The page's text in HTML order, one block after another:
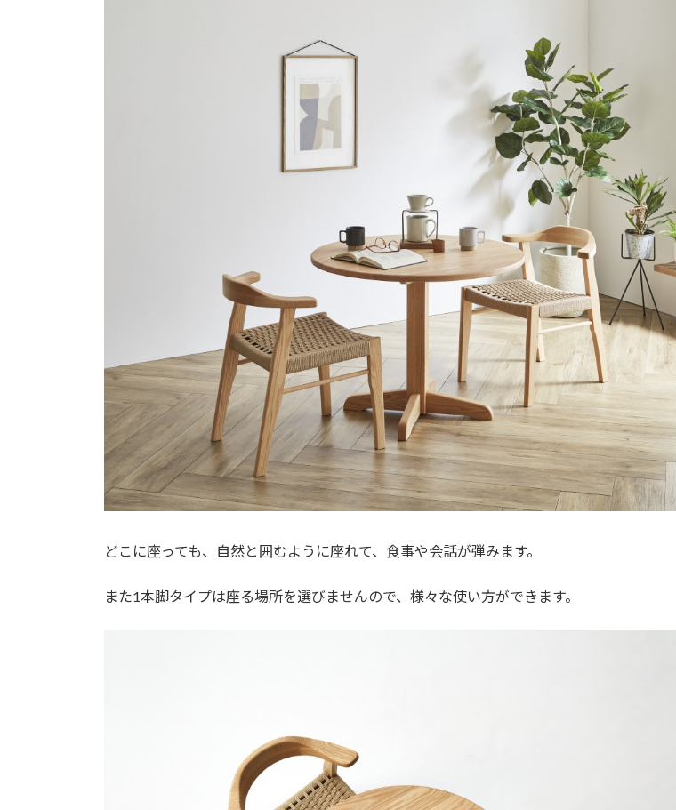
どこに座っても、自然と囲むように座れて、食事や会話が弾みます。
また1本脚タイプは座る場所を選びませんので、様々な使い方ができます。